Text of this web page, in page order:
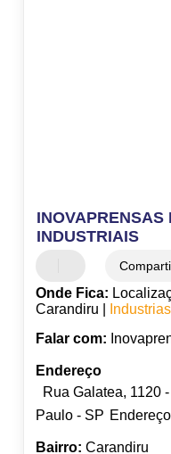
INOVAPRENSAS
INDUSTRIAIS
Onde Fica:
Carandiru |
Falar com:
Endereço
Rua Galatea, 1120
Paulo - SP
Bairro: Carandiru